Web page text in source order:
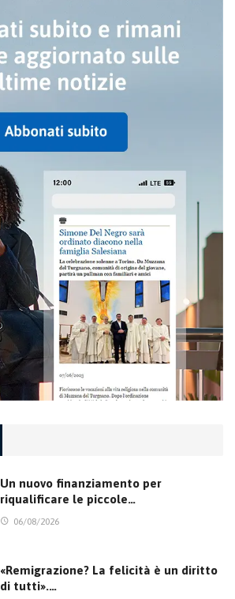
Un nuovo finanziamento per
riqualificare le piccole…
06/08/2026
«Remigrazione? La felicità è un diritto
di tutti».…